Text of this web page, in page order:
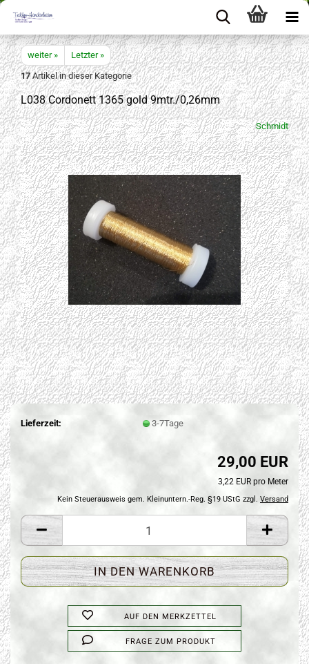
weiter »
Letzter »
17Artikel in dieser Kategorie
L038 Cordonett 1365 gold 9mtr./0,26mm
Schmidt
Lieferzeit: 3-7Tage
29,00 EUR
3,22 EUR pro Meter
Kein Steuerausweis gem. Kleinuntern.-Reg. §19 UStG zzgl. Versand
AUF DEN MERKZETTEL
FRAGE ZUM PRODUKT